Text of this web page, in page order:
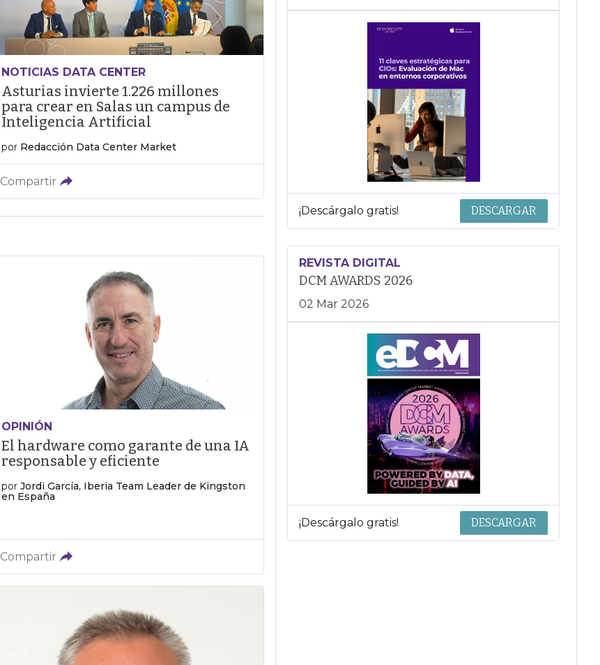
NOTICIAS DATA CENTER
Asturias invierte 1.226 millones
para crear en Salas un campus de
Inteligencia Artificial
por Redacción Data Center Market
Compartir
OPINIÓN
El hardware como garante de una IA
responsable y eficiente
por Jordi García, Iberia Team Leader de Kingston
en España
Compartir
¡Descárgalo gratis! DESCARGAR
REVISTA DIGITAL
DCM AWARDS 2026
02 Mar 2026
¡Descárgalo gratis! DESCARGAR